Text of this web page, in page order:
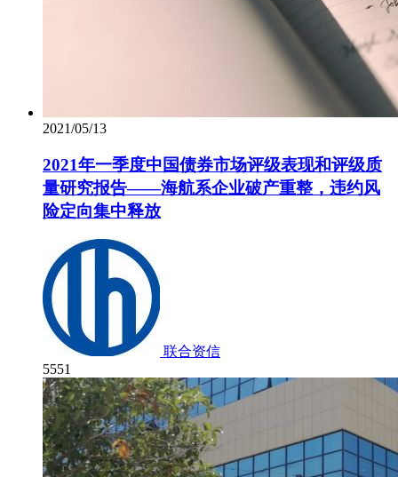
2021/05/13
2021年一季度中国债券市场评级表现和评级质
量研究报告——海航系企业破产重整，违约风
险定向集中释放
联合资信
5551